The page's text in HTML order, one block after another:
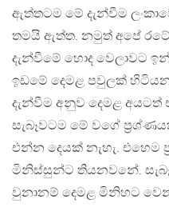
ඇත්තටම මේ දැන්වීම
තමයි ඇත්ත. නමුත් අපේ
දැන්වීමේ හොද වෙලාවට
ඉඩමේ දෙමළ පවුලක්
දැන්වීම අනුව දෙමළ අයටත්
සැබෑවටම මේ වගේ
එන්න දෙයක් නැහැ. එහෙම
මිනිස්සුන්ට තියනවනේ.
වුනානම් දෙමළ මිනිහට